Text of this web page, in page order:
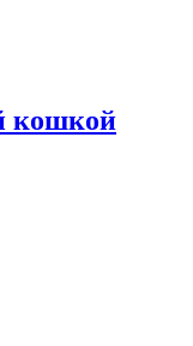
кошкой